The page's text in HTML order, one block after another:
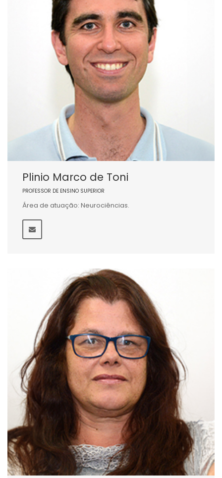
Plinio Marco de Toni
PROFESSOR DE ENSINO SUPERIOR
Área de atuação: Neurociências.